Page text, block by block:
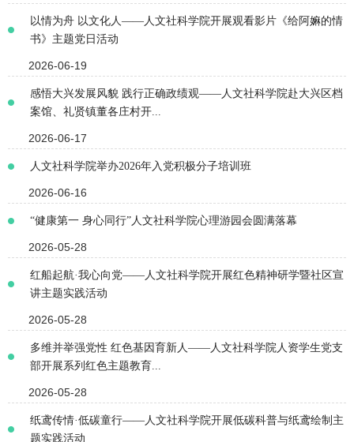
以情为舟 以文化人——人文社科学院开展观看影片《给阿嫲的情
书》主题党日活动
2026-06-19
感悟大兴发展风貌 践行正确政绩观——人文社科学院赴大兴区档
案馆、礼贤镇董各庄村开...
2026-06-17
人文社科学院举办2026年入党积极分子培训班
2026-06-16
“健康第一 身心同行”人文社科学院心理游园会圆满落幕
2026-05-28
红船起航·我心向党——人文社科学院开展红色精神研学暨社区宣
讲主题实践活动
2026-05-28
多维并举强党性 红色基因育新人——人文社科学院人资学生党支
部开展系列红色主题教育...
2026-05-28
纸鸢传情·低碳童行——人文社科学院开展低碳科普与纸鸢绘制主
题实践活动